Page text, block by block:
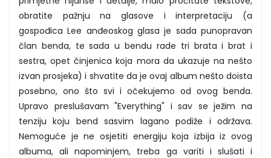
obratite pažnju na glasove i interpretaciju (a
gospođica Lee anđeoskog glasa je sada punopravan
član benda, te sada u bendu rade tri brata i brat i
sestra, opet činjenica koja mora da ukazuje na nešto
izvan prosjeka) i shvatite da je ovaj album nešto doista
posebno, ono što svi i očekujemo od ovog benda.
Upravo preslušavam "Everything" i sav se ježim na
tenziju koju bend sasvim lagano podiže i održava.
Nemoguće je ne osjetiti energiju koja izbija iz ovog
albuma, ali napominjem, treba ga variti i slušati i